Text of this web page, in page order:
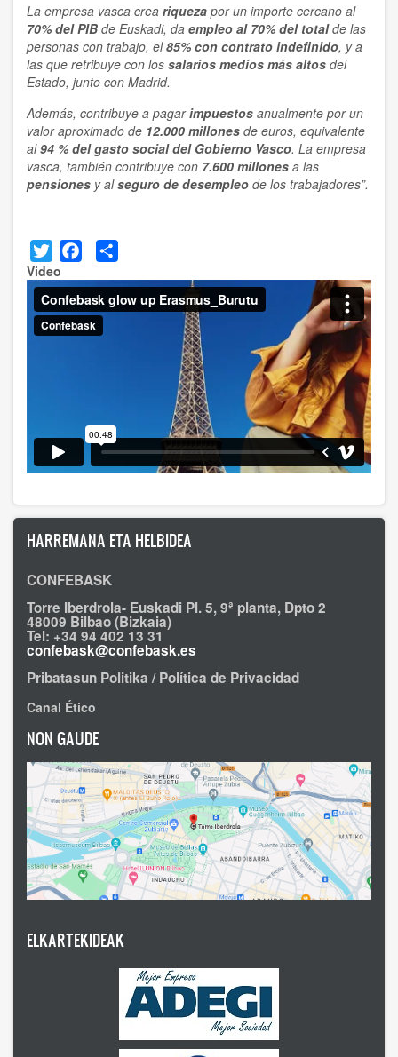
La empresa vasca crea riqueza por un importe cercano al
70% del PIB de Euskadi, da empleo al 70% del totalde las
personas con trabajo, el85% con contrato indefinido, y a
las que retribuye con los salarios medios más altos del
Estado, junto con Madrid.
Además, contribuye a pagarimpuestos anualmente por un
valor aproximado de 12.000 millones de euros, equivalente
al94 % del gasto social del Gobierno Vasco. La empresa
vasca, también contribuye con 7.600 millones a las
pensiones y alseguro de desempleo de los trabajadores”.
Twitter Facebook
Video
HARREMANA ETA HELBIDEA
CONFEBASK
Torre Iberdrola- Euskadi Pl. 5, 9ª planta, Dpto 2
48009 Bilbao (Bizkaia)
Tel: +34 94 402 13 31
confebask@confebask.es
Pribatasun Politika / Política de Privacidad
Canal Ético
NON GAUDE
ELKARTEKIDEAK